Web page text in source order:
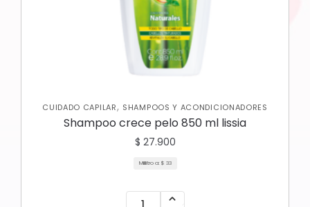
CUIDADO CAPILAR, SHAMPOOS Y ACONDICIONADORES
Shampoo crece pelo 850 ml lissia
$ 27.900
Mililitro a: $ 33